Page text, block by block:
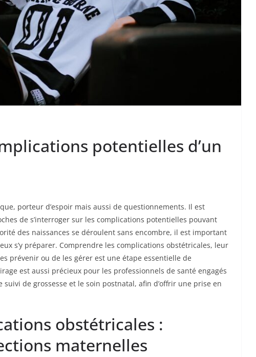
potentielles d’un
porteur d’espoir mais aussi de questionnements. Il est
de s’interroger sur les complications potentielles pouvant
des naissances se déroulent sans encombre, il est important
s’y préparer. Comprendre les complications obstétricales, leur
prévenir ou de les gérer est une étape essentielle de
est aussi précieux pour les professionnels de santé engagés
de grossesse et le soin postnatal, afin d’offrir une prise en
obstétricales :
maternelles